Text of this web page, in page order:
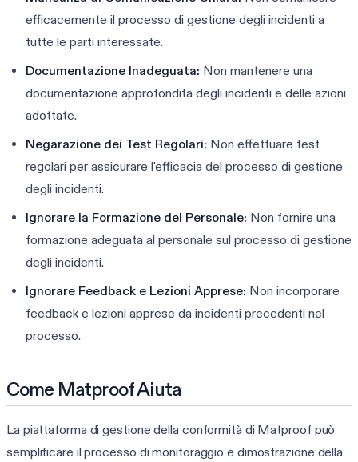
efficacemente il processo di gestione degli incidenti a
tutte le parti interessate.
Documentazione Inadeguata: Non mantenere una
documentazione approfondita degli incidenti e delle azioni
adottate.
Negarazione dei Test Regolari: Non effettuare test
regolari per assicurare l'efficacia del processo di gestione
degli incidenti.
Ignorare la Formazione del Personale: Non fornire una
formazione adeguata al personale sul processo di gestione
degli incidenti.
Ignorare Feedback e Lezioni Apprese: Non incorporare
feedback e lezioni apprese da incidenti precedenti nel
processo.
Come Matproof Aiuta
La piattaforma di gestione della conformità di Matproof può
semplificare il processo di monitoraggio e dimostrazione della